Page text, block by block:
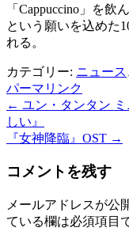
「Cappuccino」を飲
という願いを込めた
れる。
カテゴリー: ニュース
パーマリンク
投
稿
ビ
ゲ
← ユン・タンタン
しい』
『女神降臨』OST →
コメントを残す
メールアドレスが公
ている欄は必須項目